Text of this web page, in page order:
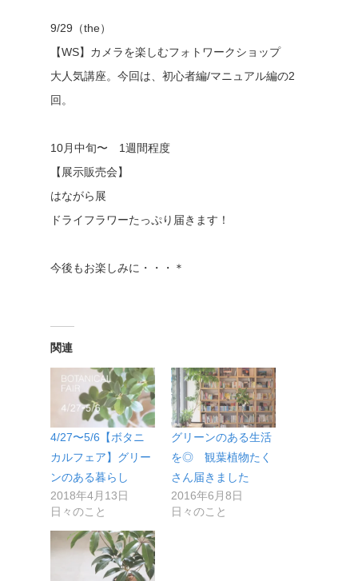
9/29（the）
【WS】カメラを楽しむフォトワークショップ
大人気講座。今回は、初心者編/マニュアル編の2
回。
10月中旬〜 1週間程度
【展示販売会】
はながら展
ドライフラワーたっぷり届きます！
今後もお楽しみに・・・＊
関連
4/27〜5/6【ボタニ
カルフェア】グリー
ンのある暮らし
2018年4月13日
日々のこと
グリーンのある生活
を◎ 観葉植物たく
さん届きました
2016年6月8日
日々のこと